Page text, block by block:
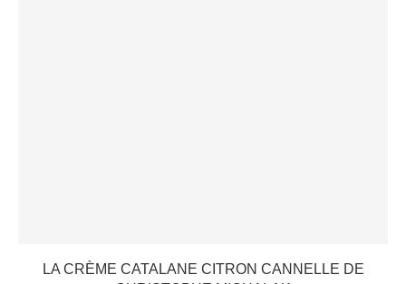
LA CRÈME CATALANE CITRON CANNELLE DE